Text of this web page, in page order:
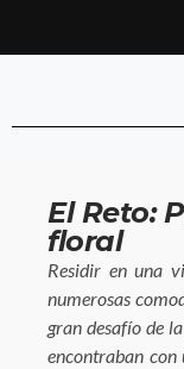
El Reto:
floral
Residir en una
numerosas
gran desafío de
encontraban con